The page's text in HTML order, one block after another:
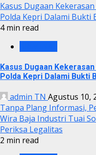
Kasus Dugaan
Polda Kepri Dalami Bukti
4 min read
Kasus Dugaan
Polda Kepri Dalami Bukti
admin TN Agustus 10,
Tanpa Plang Informasi,
Wira Baja Industri Tuai
Periksa Legalitas
2 min read